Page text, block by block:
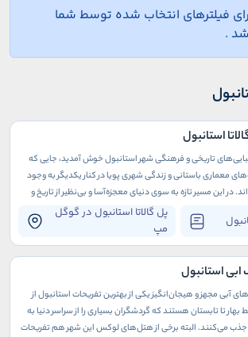
فیلترهای انتخاب شده توسط شما
.
استانبول
پل گالاتا استانبول در گوگل
مپ
تاریخی و فرهنگی شهر استانبول خوش آمدید، جایی که
معماری باستانی و زندگی شهری پویا در کنار یکدیگر به وجود
در این مسیر تازه‌ به سوی دنیای معجزه‌آسا و بی‌نظیر از تاریخ و
به دیدار یک اثر جذاب در دسترس خوش آمدید: پل گالاتا.
ابی استانبول
آبی مجهز و هیجان‌انگیز یکی از بهترین تفریحات استانبول از
بهار تا تابستان هستند که گردشگران بسیاری را از سراسر دنیا به
می‌کنند. البته برخی از هتل‌های لوکس این شهر هم تفریحات